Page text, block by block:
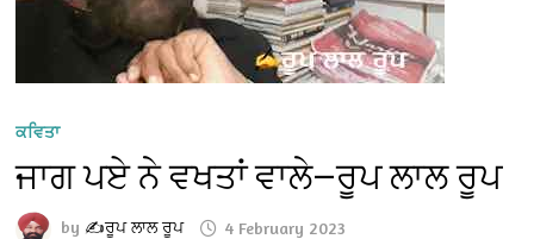
ਕਵਿਤਾ
ਜਾਗ ਪਏ ਨੇ ਵਖਤਾਂ ਵਾਲੇ—ਰੂਪ ਲਾਲ ਰੂਪ
by ✍️ਰੂਪ ਲਾਲ ਰੂਪ 4 February 2023